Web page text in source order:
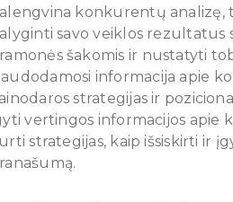
konkurentų analizę,
savo veiklos rezultatus
šakomis ir nustatyti
informacija apie
strategijas ir
vertingos informacijos apie
strategijas, kaip išsiskirti ir